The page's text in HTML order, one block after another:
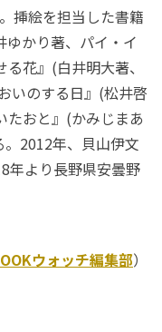
挿絵を担当した書籍
ゆかり著、パイ・イ
花』(白井明大著、
いのする日』(松井啓
たおと』(かみじまあ
2012年、貝山伊文
年より長野県安曇野
ウォッチ編集部）